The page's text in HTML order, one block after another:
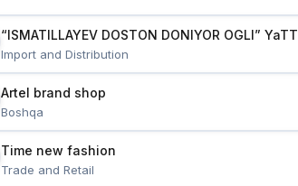
“ISMATILLAYEV DOSTON DONIYOR OGLI” YaTT
Import and Distribution
Artel brand shop
Boshqa
Time new fashion
Trade and Retail